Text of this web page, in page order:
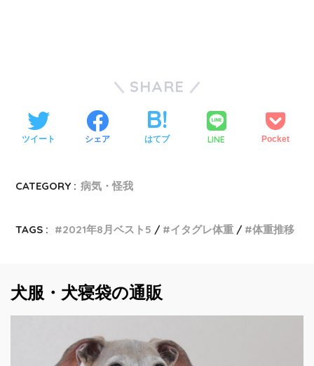
SHARE
ツイート シェア はてブ LINE Pocket
CATEGORY : 病気・怪我
TAGS : 2021年8月ベスト5 イタグレ体重 体重推移
犬服・犬寝袋の通販